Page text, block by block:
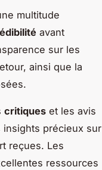
multitude
avant
sur les
ainsi que la
critiques et les avis
insights précieux sur
reçues. Les
ressources